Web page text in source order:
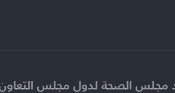
مجلس الصحة لدول مجلس